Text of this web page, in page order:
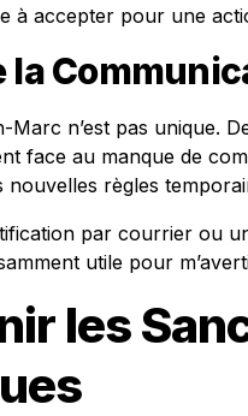
à accepter pour une
la
Marc n’est pas unique.
face au manque de
règles
par courrier ou
utile pour
les